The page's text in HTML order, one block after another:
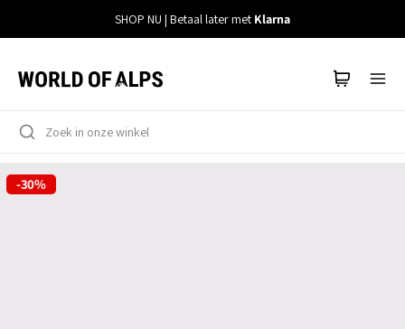
content
SHOP NU | Betaal later met Klarna
-30%